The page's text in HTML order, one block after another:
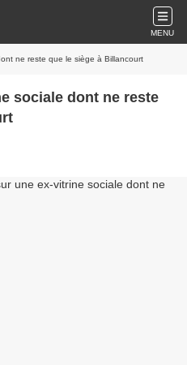
MENU
ne reste que le siège à Billancourt
sociale dont ne reste